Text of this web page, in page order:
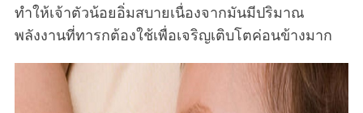
ทำให้เจ้าตัวน้อยอิ่มสบายเนื่องจากมันมีปริมาณ
พลังงานที่ทารกต้องใช้เพื่อเจริญเติบโตค่อนข้างมาก